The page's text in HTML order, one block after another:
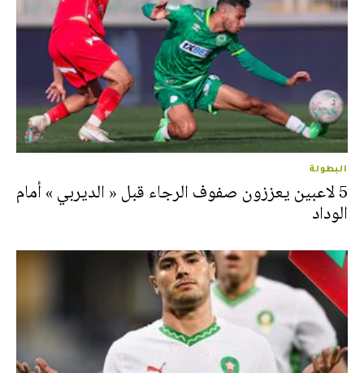
البطولة
5 لاعبين يعززون صفوف الرجاء قبل « الديربي » أمام
الوداد